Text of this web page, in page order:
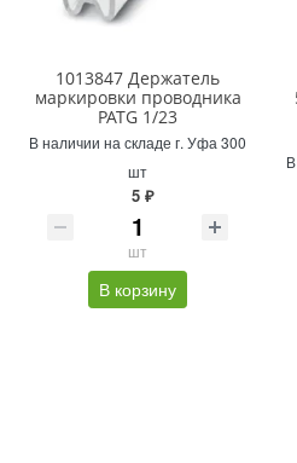
1013847 Держатель
маркировки проводника
PATG 1/23
В наличии на складе г. Уфа 300
шт
5 ₽
шт
В корзину